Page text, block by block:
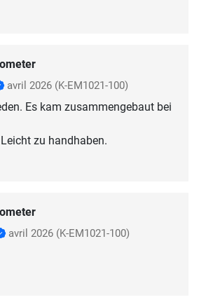
avril 2026 (K-EM1021-100)
Es kam zusammengebaut bei
zu handhaben.
avril 2026 (K-EM1021-100)